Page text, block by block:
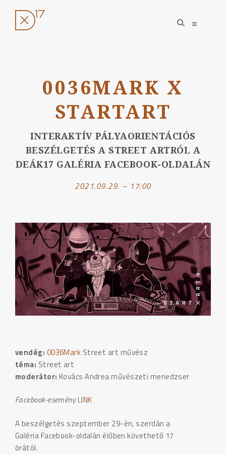
tartalomhoz
open
search
open
0036MARK X
STARTART
INTERAKTÍV PÁLYAORIENTÁCIÓS
BESZÉLGETÉS A STREET ARTRÓL A
DEÁK17 GALÉRIA FACEBOOK-OLDALÁN
2021.09.29. – 17:00
vendég: 0036Mark Street art művész
téma: Street art
moderátor: Kovács Andrea művészeti menedzser
Facebook-eseményLINK
A beszélgetés szeptember 29-én, szerdán a
Galéria Facebook-oldalán élőben követhető 17
órától.